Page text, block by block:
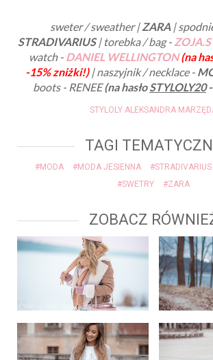
sweter / sweather |ZARA |
STRADIVARIUS| torebka / bag -
watch - DANIEL WELLINGTON (na
-15% zniżki!)| naszyjnik / necklace -
boots - RENEE(na hasłoSTYLOLY20-
STYLOLY ALEKSANDRA
TAGI
#MODA #MODA JESIENNA #STRADIVARIUS
#SWETRY
#ZARA
ZOBACZ